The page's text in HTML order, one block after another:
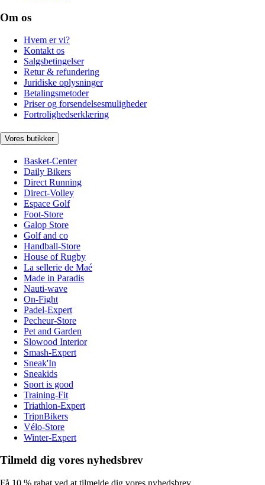
Om os
Hvem er vi?
Kontakt os
Salgsbetingelser
Retur & refundering
Juridiske oplysninger
Betalingsmetoder
Priser og forsendelsesmuligheder
Fortrolighedserklæring
Vores butikker
Basket-Center
Daily Bikers
Direct Running
Direct-Volley
Espace Golf
Foot-Store
Galop Store
Golf and co
Handball-Store
House of Rugby
La sellerie de Maé
Made in Paradis
Nauti-wave
On-Fight
Padel-Expert
Pecheur-Store
Pet and Garden
Slowood Interior
Smash-Expert
Sneak'In
Sneakids
Sport is good
Training-Fit
Triathlon-Expert
TripnBikers
Vélo-Store
Winter-Expert
Tilmeld dig vores nyhedsbrev